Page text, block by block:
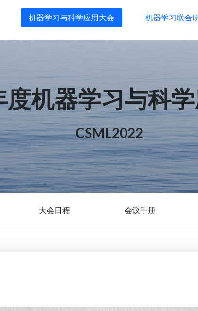
机器学习与科学应用大会 机器学习联合
机器学习与科
CSML2022
大会日程 会议手册